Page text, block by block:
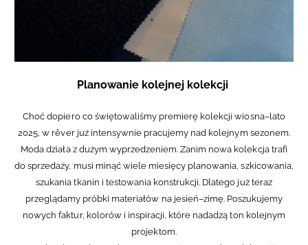
Planowanie kolejnej kolekcji
Choć dopiero co świętowaliśmy premierę kolekcji wiosna–lato
2025, w rêver już intensywnie pracujemy nad kolejnym sezonem.
Moda działa z dużym wyprzedzeniem. Zanim nowa kolekcja trafi
do sprzedaży, musi minąć wiele miesięcy planowania, szkicowania,
szukania tkanin i testowania konstrukcji. Dlatego już teraz
przeglądamy próbki materiałów na jesień–zimę. Poszukujemy
nowych faktur, kolorów i inspiracji, które nadadzą ton kolejnym
projektom.